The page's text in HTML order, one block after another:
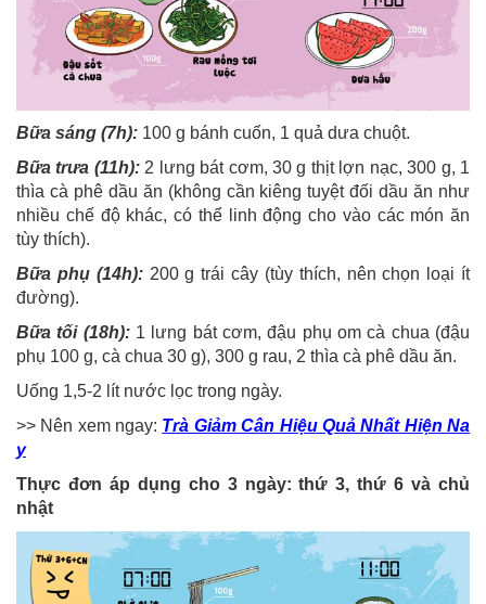
Bữa sáng (7h): 100 g bánh cuốn, 1 quả dưa chuột.
Bữa trưa (11h):2 lưng bát cơm, 30 g thịt lợn nạc, 300 g, 1
thìa cà phê dầu ăn (không cần kiêng tuyệt đối dầu ăn như
nhiều chế độ khác, có thể linh động cho vào các món ăn
tùy thích).
Bữa phụ (14h):200 g trái cây (tùy thích, nên chọn loại ít
đường).
Bữa tối (18h):1 lưng bát cơm, đậu phụ om cà chua (đậu
phụ 100 g, cà chua 30 g), 300 g rau, 2 thìa cà phê dầu ăn.
Uống 1,5-2 lít nước lọc trong ngày.
>> Nên xem ngay: Trà Giảm Cân Hiệu Quả Nhất Hiện Na
y
Thực đơn áp dụng cho 3 ngày: thứ 3, thứ 6 và chủ
nhật